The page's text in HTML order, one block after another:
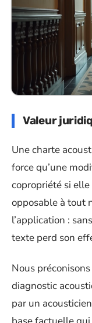
Valeur
Une charte
force qu’une
copropriété si
opposable à tout
l’application :
texte perd son
Nous
diagnostic
par un